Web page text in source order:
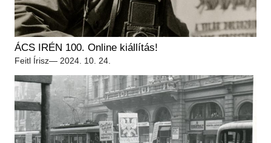
ÁCS IRÉN 100. Online kiállítás!
Feitl Írisz— 2024. 10. 24.